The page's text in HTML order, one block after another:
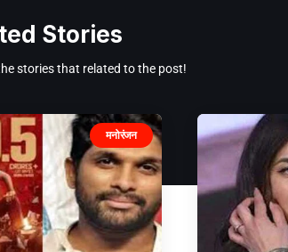
Stories
stories that related to the post!
मनोरंजन